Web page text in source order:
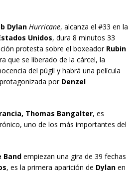
Dylan Hurricane, alcanza el #33 en la
Unidos, dura 8 minutos 33
protesta sobre el boxeador Rubin
que se liberado de la cárcel, la
del púgil y habrá una película
porDenzel
Thomas Bangalter, es
uno de los más importantes del
Band empiezan una gira de 39 fechas
, es la primera aparición de Dylan en